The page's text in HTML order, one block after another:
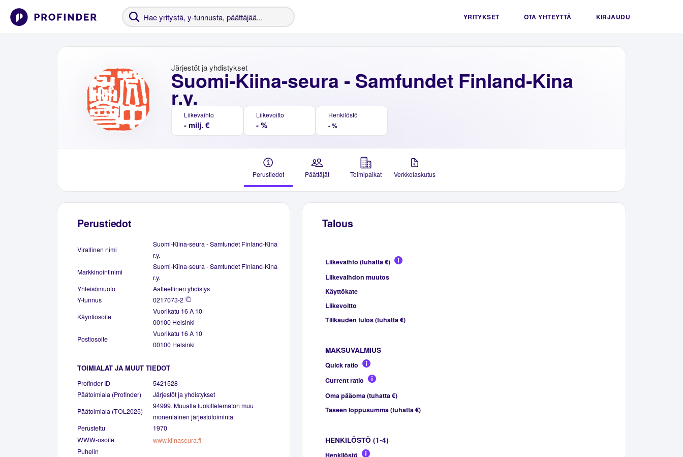
YRITYKSET OTA YHTEYTTÄ KIRJAUDU
Suomi-Kiina-seura - Samfundet Finland-Kina
r.y.
Järjestöt ja yhdistykset
Liikevaihto
- milj. €
Liikevoitto
- %
Henkilöstö
- %
Perustiedot Päättäjät Toimipaikat Verkkolaskutus
Perustiedot
Virallinen nimi
Suomi-Kiina-seura - Samfundet Finland-Kina
r.y.
Markkinointinimi
Suomi-Kiina-seura - Samfundet Finland-Kina
r.y.
Yhteisömuoto
Aatteellinen yhdistys
Y-tunnus
0217073-2
Käyntiosoite
Vuorikatu 16 A 10
00100 Helsinki
Postiosoite
Vuorikatu 16 A 10
00100 Helsinki
TOIMIALAT JA MUUT TIEDOT
Profinder ID
5421528
Päätoimiala (Profinder)
Järjestöt ja yhdistykset
Päätoimiala (TOL2025)
94999. Muualla luokittelematon muu
monenlainen järjestötoiminta
Perustettu
1970
WWW-osoite
www.kiinaseura.fi
Puhelin
Talous
Liikevaihto (tuhatta €)
Liikevaihdon muutos
Käyttökate
Liikevoitto
Tilikauden tulos (tuhatta €)
MAKSUVALMIUS
Quick ratio
Current ratio
Oma pääoma (tuhatta €)
Taseen loppusumma (tuhatta €)
HENKILÖSTÖ (1-4)
Henkilöstö